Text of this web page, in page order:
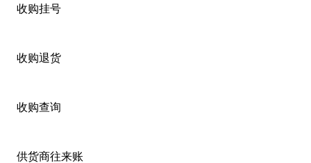
收购挂号
收购退货
收购查询
供货商往来账